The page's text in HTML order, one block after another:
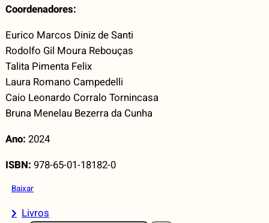
Coordenadores:
Eurico Marcos Diniz de Santi
Rodolfo Gil Moura Rebouças
Talita Pimenta Felix
Laura Romano Campedelli
Caio Leonardo Corralo Tornincasa
Bruna Menelau Bezerra da Cunha
Ano: 2024
ISBN: 978-65-01-18182-0
Baixar
Livros